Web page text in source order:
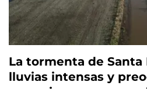
La tormenta de Santa
lluvias intensas y